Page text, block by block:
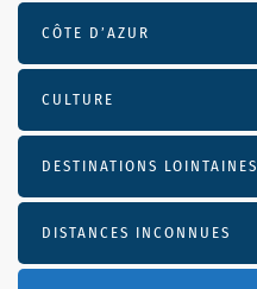
CÔTE D’AZUR
CULTURE
DESTINATIONS LOINTAINES
DISTANCES INCONNUES